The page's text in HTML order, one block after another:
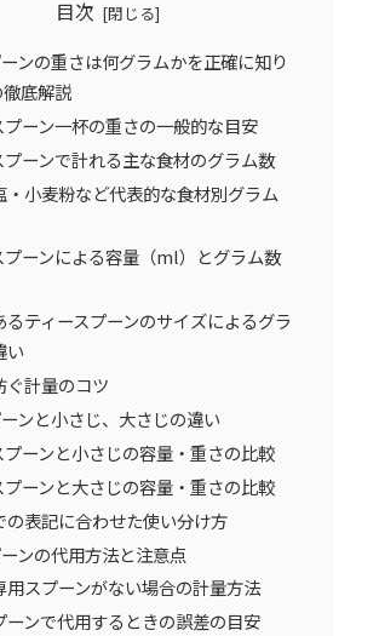
目次
ンの重さは何グラムかを正確に知り
底解説
プーン一杯の重さの一般的な目安
プーンで計れる主な食材のグラム数
・小麦粉など代表的な食材別グラム
プーンによる容量（ml）とグラム数
るティースプーンのサイズによるグラ
い
ぐ計量のコツ
ンと小さじ、大さじの違い
プーンと小さじの容量・重さの比較
プーンと大さじの容量・重さの比較
の表記に合わせた使い分け方
ンの代用方法と注意点
用スプーンがない場合の計量方法
ーンで代用するときの誤差の目安